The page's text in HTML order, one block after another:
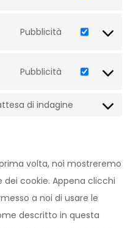
Pubblicità
Pubblicità
di indagine
volta, noi mostreremo
cookie. Appena clicchi
a noi di usare le
descritto in questa